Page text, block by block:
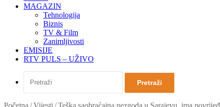
MAGAZIN
Tehnologija
Biznis
TV & Film
Zanimljivosti
EMISIJE
RTV PULS – UŽIVO
Pretraži
Početna /Vijesti /Teška saobraćajna nezgoda u Sarajevu, ima